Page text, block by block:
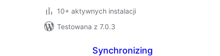
10+ aktywnych instalacji
Testowana z 7.0.3
Synchronizing